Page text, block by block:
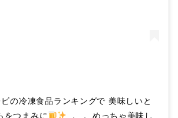
ビの冷凍食品ランキングで 美味しいと
をつまみに
． ． めっちゃ美味し